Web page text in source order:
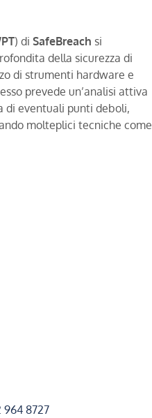
) di SafeBreach si
della sicurezza di
di strumenti hardware e
prevede un’analisi attiva
di eventuali punti deboli,
molteplici tecniche come
964 8727